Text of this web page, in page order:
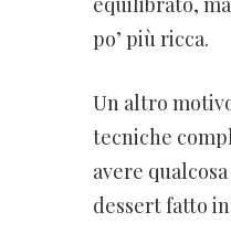
po’ più ricca.
Un altro
tecniche
avere
dessert fatto